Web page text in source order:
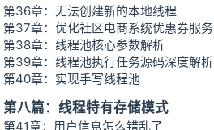
第36章：无法创建新的本地线程
第37章：优化社区电商系统优惠券服务
第38章：线程池核心参数解析
第39章：线程池执行任务源码深度解析
第40章：实现手写线程池
第八篇：线程特有存储模式
第41章：用户信息怎么错乱了